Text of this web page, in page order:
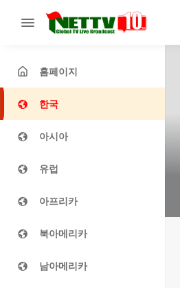
홈페이지
한국
아시아
유럽
아프리카
북아메리카
남아메리카